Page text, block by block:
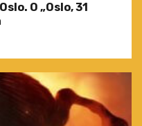
O „Oslo, 31